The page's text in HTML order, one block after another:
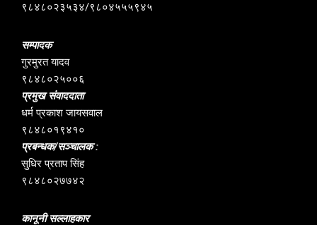
९८४८०२३५३४/९८०४५५५९४५
सम्पादक
गुरमुरत यादव
९८४८०२५००६
प्रमुख संवाददाता
धर्म प्रकाश जायसवाल
९८४८०१९४१०
प्रबन्धक/सञ्चालक :
सुधिर प्रताप सिंह
९८४८०२७७४२
कानूनी सल्लाहकार